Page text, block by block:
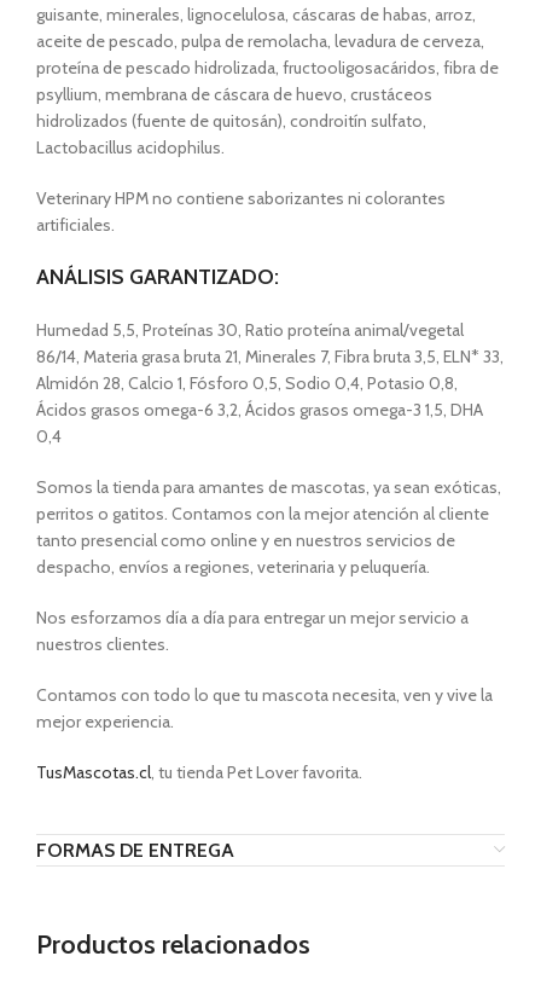
guisante, minerales, lignocelulosa, cáscaras de habas, arroz,
aceite de pescado, pulpa de remolacha, levadura de cerveza,
proteína de pescado hidrolizada, fructooligosacáridos, fibra de
psyllium, membrana de cáscara de huevo, crustáceos
hidrolizados (fuente de quitosán), condroitín sulfato,
Lactobacillus acidophilus.
Veterinary HPM no contiene saborizantes ni colorantes
artificiales.
ANÁLISIS GARANTIZADO:
Humedad 5,5, Proteínas 30, Ratio proteína animal/vegetal
86/14, Materia grasa bruta 21, Minerales 7, Fibra bruta 3,5, ELN* 33,
Almidón 28, Calcio 1, Fósforo 0,5, Sodio 0,4, Potasio 0,8,
Ácidos grasos omega-6 3,2, Ácidos grasos omega-3 1,5, DHA
0,4
Somos la tienda para amantes de mascotas, ya sean exóticas,
perritos o gatitos. Contamos con la mejor atención al cliente
tanto presencial como online y en nuestros servicios de
despacho, envíos a regiones, veterinaria y peluquería.
Nos esforzamos día a día para entregar un mejor servicio a
nuestros clientes.
Contamos con todo lo que tu mascota necesita, ven y vive la
mejor experiencia.
TusMascotas.cl, tu tienda Pet Lover favorita.
FORMAS DE ENTREGA
Productos relacionados